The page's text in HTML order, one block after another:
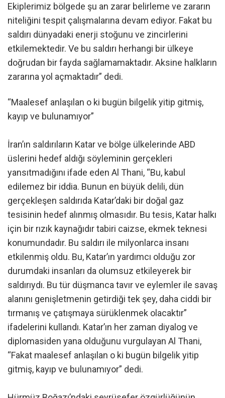
Ekiplerimiz bölgede şu an zarar belirleme ve zararın
niteliğini tespit çalışmalarına devam ediyor. Fakat bu
saldırı dünyadaki enerji stoğunu ve zincirlerini
etkilemektedir. Ve bu saldırı herhangi bir ülkeye
doğrudan bir fayda sağlamamaktadır. Aksine halkların
zararına yol açmaktadır” dedi.
“Maalesef anlaşılan o ki bugün bilgelik yitip gitmiş,
kayıp ve bulunamıyor”
İran’ın saldırıların Katar ve bölge ülkelerinde ABD
üslerini hedef aldığı söyleminin gerçekleri
yansıtmadığını ifade eden Al Thani, “Bu, kabul
edilemez bir iddia. Bunun en büyük delili, dün
gerçekleşen saldırıda Katar’daki bir doğal gaz
tesisinin hedef alınmış olmasıdır. Bu tesis, Katar halkı
için bir rızık kaynağıdır tabiri caizse, ekmek teknesi
konumundadır. Bu saldırı ile milyonlarca insanı
etkilenmiş oldu. Bu, Katar’ın yardımcı olduğu zor
durumdaki insanları da olumsuz etkileyerek bir
saldırıydı. Bu tür düşmanca tavır ve eylemler ile savaş
alanını genişletmenin getirdiği tek şey, daha ciddi bir
tırmanış ve çatışmaya sürüklenmek olacaktır”
ifadelerini kullandı. Katar’ın her zaman diyalog ve
diplomasiden yana olduğunu vurgulayan Al Thani,
“Fakat maalesef anlaşılan o ki bugün bilgelik yitip
gitmiş, kayıp ve bulunamıyor” dedi.